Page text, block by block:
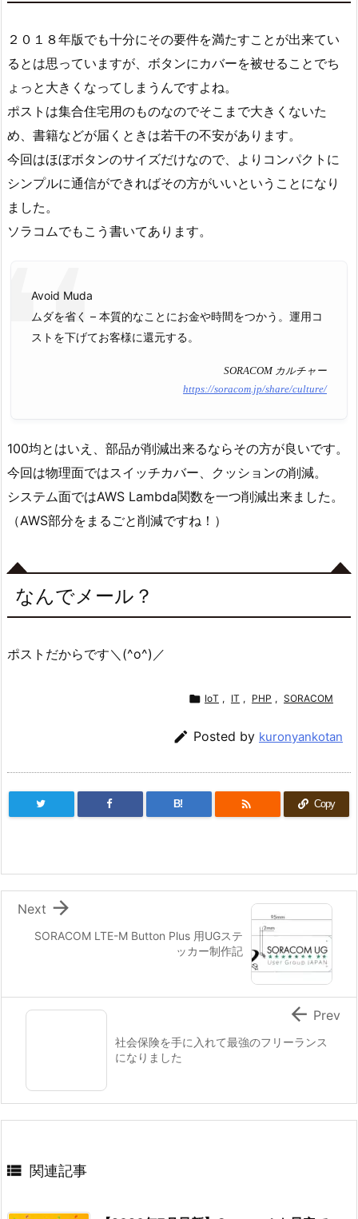
２０１８年版でも十分にその要件を満たすことが出来てい
るとは思っていますが、ボタンにカバーを被せることでち
ょっと大きくなってしまうんですよね。
ポストは集合住宅用のものなのでそこまで大きくないた
め、書籍などが届くときは若干の不安があります。
今回はほぼボタンのサイズだけなので、よりコンパクトに
シンプルに通信ができればその方がいいということになり
ました。
ソラコムでもこう書いてあります。
Avoid Muda
ムダを省く – 本質的なことにお金や時間をつかう。運用コ
ストを下げてお客様に還元する。
SORACOM カルチャー
https://soracom.jp/share/culture/
100均とはいえ、部品が削減出来るならその方が良いです。
今回は物理面ではスイッチカバー、クッションの削減。
システム面ではAWS Lambda関数を一つ削減出来ました。
（AWS部分をまるごと削減ですね！）
なんでメール？
ポストだからです＼(^o^)／
 IoT , IT , PHP , SORACOM
 Posted by kuronyankotan
B!  Copy
SORACOM LTE-M Button Plus 用UGステ
ッカー制作記

Next
社会保険を手に入れて最強のフリーランス
になりました
 Prev
 関連記事